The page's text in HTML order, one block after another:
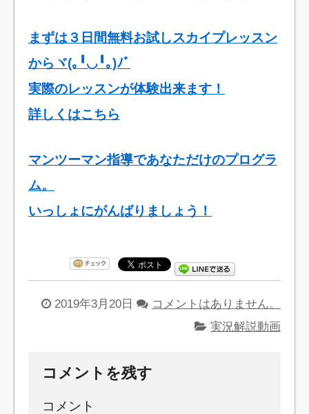
まずは３日間無料お試しスカイプレッスン
からヾ(｡╹◡╹｡)ﾉﾞ
実際のレッスンが体験出来ます！
詳しくはこちら
マンツーマン指導であなただけのプログラ
ム。
いっしょにがんばりましょう！
2019年3月20日
コメントはありません。
実況解説動画
コメントを残す
コメント